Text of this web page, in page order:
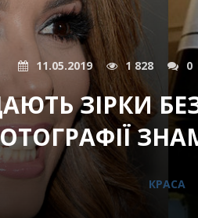
11.05.2019 1 828 0
ЗІРКИ
КРАСА